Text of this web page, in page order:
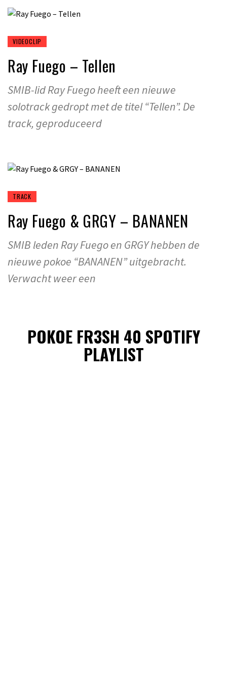
VIDEOCLIP
Ray Fuego – Tellen
SMIB-lid Ray Fuego heeft een nieuwe
solotrack gedropt met de titel “Tellen”. De
track, geproduceerd
TRACK
Ray Fuego & GRGY – BANANEN
SMIB leden Ray Fuego en GRGY hebben de
nieuwe pokoe “BANANEN” uitgebracht.
Verwacht weer een
POKOE FR3SH 40 SPOTIFY
PLAYLIST